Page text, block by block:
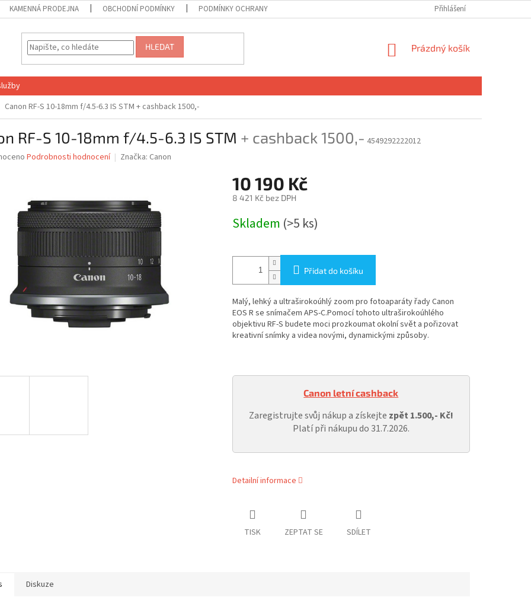
KAMENNÁ PRODEJNA OBCHODNÍ PODMÍNKY PODMÍNKY OCHRANY OSOBNÍCH ÚDAJŮ Přihlášení
HLEDAT
NÁKUPNÍ
Prázdný košík
Canon RF-S 10-18mm f/4.5-6.3 IS STM + cashback 1500,-
RF-S 10-18mm f/4.5-6.3 IS STM + cashback 1500,- 4549292222012
Podrobnosti hodnocení Značka: Canon
10 190 Kč
8 421 Kč bez DPH
cena:
Skladem (>5 ks)
Přidat do košíku
Malý, lehký a ultraširokoúhlý zoom pro fotoaparáty řady Canon
EOS R se snímačem APS-C.Pomocí tohoto ultraširokoúhlého
objektivu RF-S budete moci prozkoumat okolní svět a pořizovat
kreativní snímky a videa novými, dynamickými způsoby.
Canon letní cashback
Zaregistrujte svůj nákup a získejte zpět 1.500,- Kč!
Platí při nákupu do 31.7.2026.
Detailní informace
TISK ZEPTAT SE SDÍLET
Diskuze